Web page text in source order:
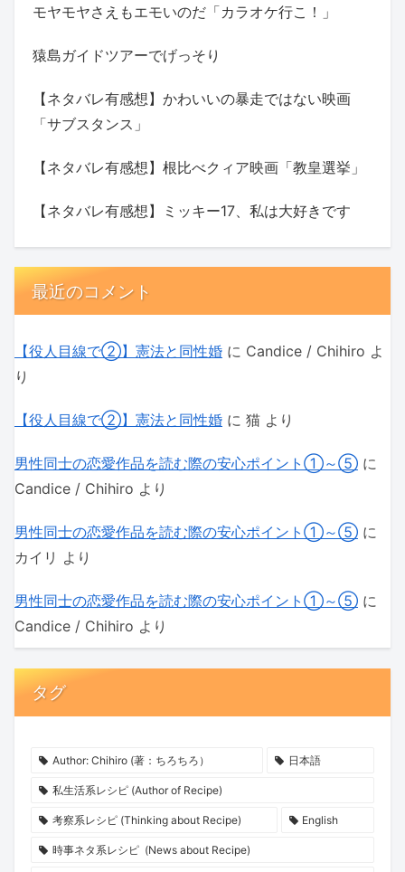
モヤモヤさえもエモいのだ「カラオケ行こ！」
猿島ガイドツアーでげっそり
【ネタバレ有感想】かわいいの暴走ではない映画
「サブスタンス」
【ネタバレ有感想】根比べクィア映画「教皇選挙」
【ネタバレ有感想】ミッキー17、私は大好きです
最近のコメント
【役人目線で②】憲法と同性婚 に Candice / Chihiro よ
り
【役人目線で②】憲法と同性婚 に 猫 より
男性同士の恋愛作品を読む際の安心ポイント①～⑤ に
Candice / Chihiro より
男性同士の恋愛作品を読む際の安心ポイント①～⑤ に
カイリ より
男性同士の恋愛作品を読む際の安心ポイント①～⑤ に
Candice / Chihiro より
タグ
Author: Chihiro (著：ちろちろ） 日本語
私生活系レシピ (Author of Recipe)
考察系レシピ (Thinking about Recipe) English
時事ネタ系レシピ (News about Recipe)